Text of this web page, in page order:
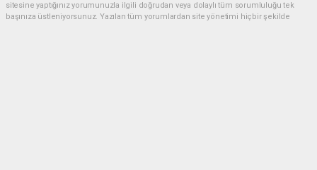
sitesine yaptığınız yorumunuzla ilgili doğrudan veya dolaylı tüm sorumluluğu tek
başınıza üstleniyorsunuz. Yazılan tüm yorumlardan site yönetimi hiçbir şekilde